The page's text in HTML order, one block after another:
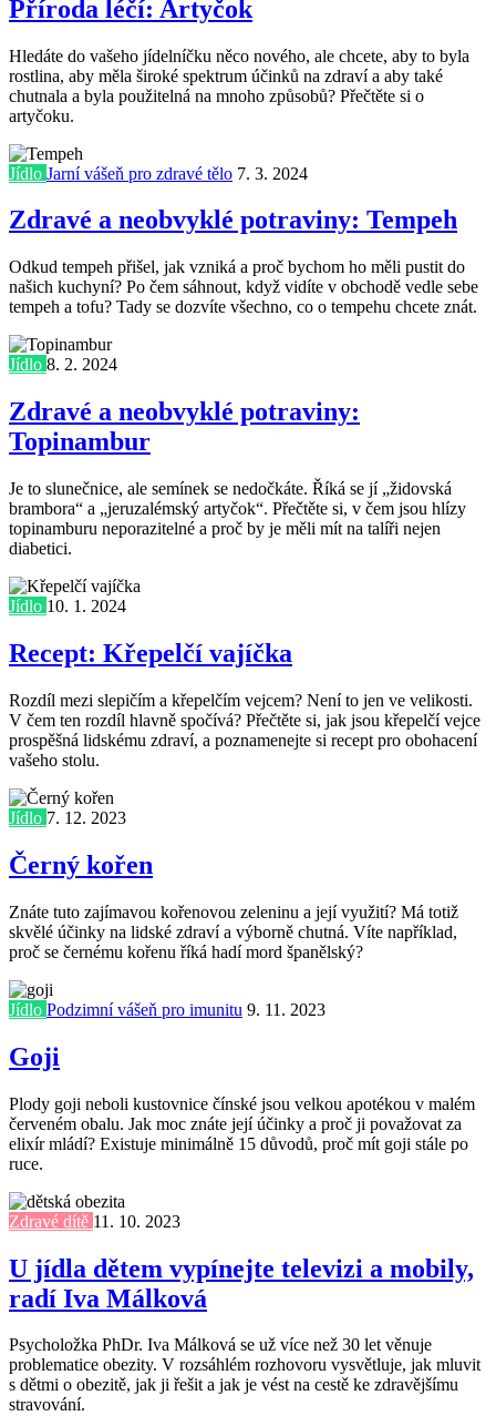
Příroda léčí: Artyčok
Hledáte do vašeho jídelníčku něco nového, ale chcete, aby to byla
rostlina, aby měla široké spektrum účinků na zdraví a aby také
chutnala a byla použitelná na mnoho způsobů? Přečtěte si o
artyčoku.
Jídlo Jarní vášeň pro zdravé tělo 7. 3. 2024
Zdravé a neobvyklé potraviny: Tempeh
Odkud tempeh přišel, jak vzniká a proč bychom ho měli pustit do
našich kuchyní? Po čem sáhnout, když vidíte v obchodě vedle sebe
tempeh a tofu? Tady se dozvíte všechno, co o tempehu chcete znát.
Jídlo 8. 2. 2024
Zdravé a neobvyklé potraviny:
Topinambur
Je to slunečnice, ale semínek se nedočkáte. Říká se jí „židovská
brambora“ a „jeruzalémský artyčok“. Přečtěte si, v čem jsou hlízy
topinamburu neporazitelné a proč by je měli mít na talíři nejen
diabetici.
Jídlo 10. 1. 2024
Recept: Křepelčí vajíčka
Rozdíl mezi slepičím a křepelčím vejcem? Není to jen ve velikosti.
V čem ten rozdíl hlavně spočívá? Přečtěte si, jak jsou křepelčí vejce
prospěšná lidskému zdraví, a poznamenejte si recept pro obohacení
vašeho stolu.
Jídlo 7. 12. 2023
Černý kořen
Znáte tuto zajímavou kořenovou zeleninu a její využití? Má totiž
skvělé účinky na lidské zdraví a výborně chutná. Víte například,
proč se černému kořenu říká hadí mord španělský?
Jídlo Podzimní vášeň pro imunitu 9. 11. 2023
Goji
Plody goji neboli kustovnice čínské jsou velkou apotékou v malém
červeném obalu. Jak moc znáte její účinky a proč ji považovat za
elixír mládí? Existuje minimálně 15 důvodů, proč mít goji stále po
ruce.
Zdravé dítě 11. 10. 2023
U jídla dětem vypínejte televizi a mobily,
radí Iva Málková
Psycholožka PhDr. Iva Málková se už více než 30 let věnuje
problematice obezity. V rozsáhlém rozhovoru vysvětluje, jak mluvit
s dětmi o obezitě, jak ji řešit a jak je vést na cestě ke zdravějšímu
stravování.